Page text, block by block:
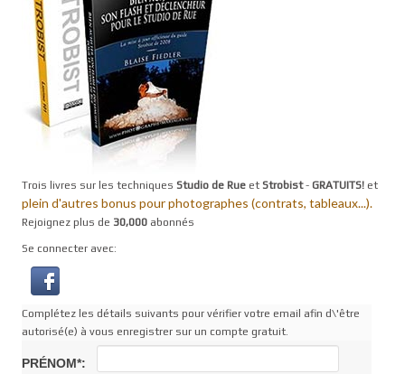
Trois livres sur les techniques Studio de Rue et Strobist- GRATUITS! et
plein d'autres bonus pour photographes (contrats, tableaux...).
Rejoignez plus de 30,000 abonnés
Se connecter avec:
Complétez les détails suivants pour vérifier votre email afin d\'être
autorisé(e) à vous enregistrer sur un compte gratuit.
PRÉNOM*: